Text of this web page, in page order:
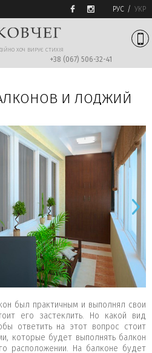
РУС УКР
ХОЧ ВИРУЄ СТИХIЯ
+38 (067) 506-32-41
И ЛОДЖИЙ
был практичным и выполнял свои
его застеклить. Но какой вид
ответить на этот вопрос стоит
которые будет выполнять балкон
расположении. На балконе будет